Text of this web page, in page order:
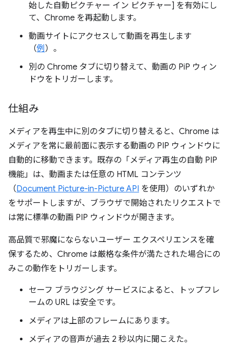
始した自動ピクチャー イン ピクチャー] を有効にし
て、Chrome を再起動します。
動画サイトにアクセスして動画を再生します
（例）。
別の Chrome タブに切り替えて、動画の PiP ウィン
ドウをトリガーします。
仕組み
メディアを再生中に別のタブに切り替えると、Chrome は
メディアを常に最前面に表示する動画の PIP ウィンドウに
自動的に移動できます。既存の「メディア再生の自動 PIP
機能」は、動画または任意の HTML コンテンツ
（Document Picture-in-Picture API を使用）のいずれか
をサポートしますが、ブラウザで開始されたリクエストで
は常に標準の動画 PIP ウィンドウが開きます。
高品質で邪魔にならないユーザー エクスペリエンスを確
保するため、Chrome は厳格な条件が満たされた場合にの
みこの動作をトリガーします。
セーフ ブラウジング サービスによると、トップフレ
ームの URL は安全です。
メディアは上部のフレームにあります。
メディアの音声が過去 2 秒以内に聞こえた。